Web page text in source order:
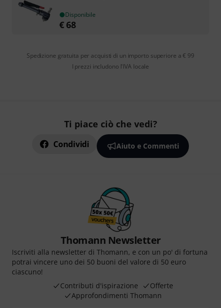
Disponibile
€ 68
Spedizione gratuita per acquisti di un importo superiore a € 99
I prezzi includono l'IVA locale
Ti piace ciò che vedi?
Condividi Aiuto e Commenti
Thomann Newsletter
Iscriviti alla newsletter di Thomann, e con un po' di fortuna
potrai vincere uno dei 50 buoni del valore di 50 euro
ciascuno!
Contributi d'ispirazione
Offerte
Approfondimenti Thomann